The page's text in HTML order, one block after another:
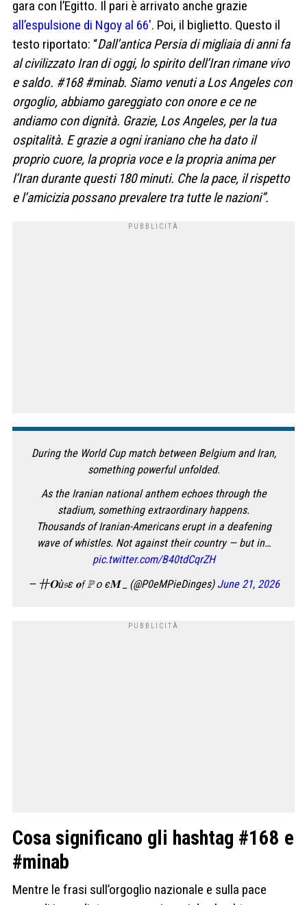
gara con l’Egitto. Il pari è arrivato anche grazie
all’espulsione di Ngoy al 66′. Poi, il biglietto. Questo il
testo riportato: “Dall’antica Persia di migliaia di anni fa
al civilizzato Iran di oggi, lo spirito dell’Iran rimane vivo
e saldo. #168 #minab. Siamo venuti a Los Angeles con
orgoglio, abbiamo gareggiato con onore e ce ne
andiamo con dignità. Grazie, Los Angeles, per la tua
ospitalità. E grazie a ogni iraniano che ha dato il
proprio cuore, la propria voce e la propria anima per
l’Iran durante questi 180 minuti. Che la pace, il rispetto
e l’amicizia possano prevalere tra tutte le nazioni”.
During the World Cup match between Belgium and Iran,
something powerful unfolded.
As the Iranian national anthem echoes through the
stadium, something extraordinary happens.
Thousands of Iranian-Americans erupt in a deafening
wave of whistles. Not against their country — but in…
pic.twitter.com/B40tdCqrZH
— 卄𝐎ù𝔰ε 𝐨𝔣 ℙｏє𝐌 _ (@P0eMPieDinges) June 21, 2026
Cosa significano gli hashtag #168 e
#minab
Mentre le frasi sull’orgoglio nazionale e sulla pace